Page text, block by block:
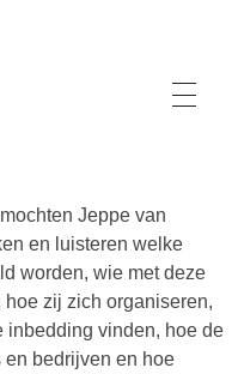
Jeppe van
en luisteren welke
worden, wie met deze
zij zich organiseren,
inbedding vinden, hoe de
en bedrijven en hoe